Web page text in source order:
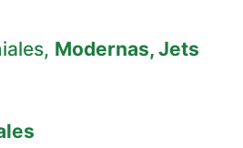
Modernas, Jets